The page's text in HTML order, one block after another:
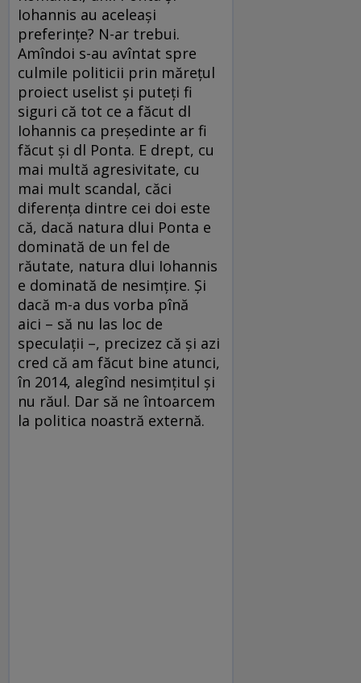
Iohannis au aceleași
preferințe? N-ar trebui.
Amîndoi s-au avîntat spre
culmile politicii prin mărețul
proiect uselist și puteți fi
siguri că tot ce a făcut dl
Iohannis ca președinte ar fi
făcut și dl Ponta. E drept, cu
mai multă agresivitate, cu
mai mult scandal, căci
diferența dintre cei doi este
că, dacă natura dlui Ponta e
dominată de un fel de
răutate, natura dlui Iohannis
e dominată de nesimțire. Și
dacă m-a dus vorba pînă
aici – să nu las loc de
speculații –, precizez că și azi
cred că am făcut bine atunci,
în 2014, alegînd nesimțitul și
nu răul. Dar să ne întoarcem
la politica noastră externă.